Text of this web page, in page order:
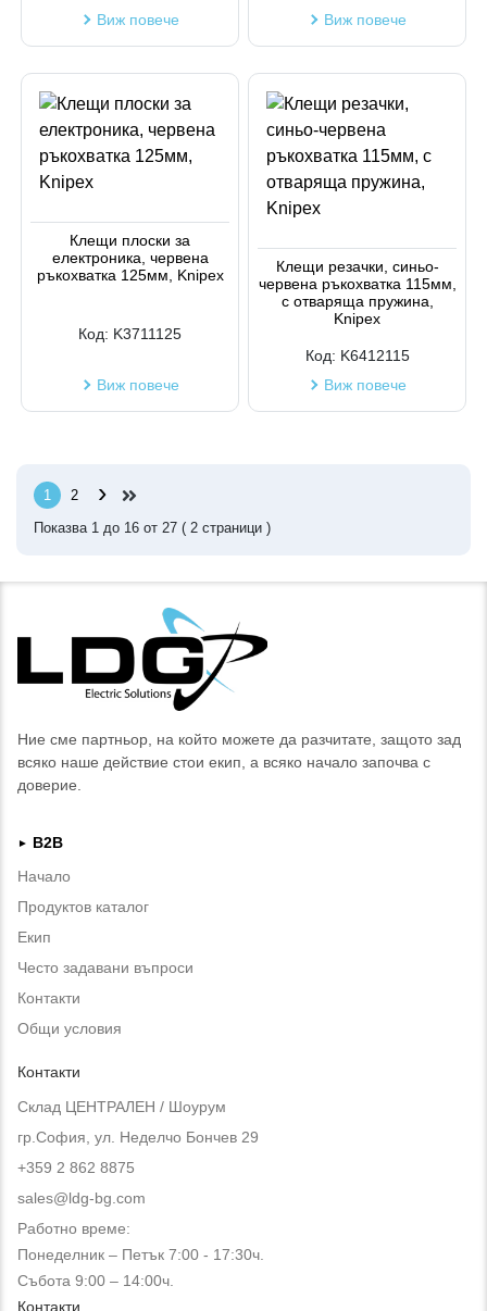
Виж повече
Виж повече
Клещи плоски за
електроника, червена
ръкохватка 125мм, Knipex
Код: K3711125
Виж повече
Клещи резачки, синьо-
червена ръкохватка 115мм,
с отваряща пружина,
Knipex
Код: K6412115
Виж повече
1 2 ›
Показва 1 до 16 от 27 ( 2 страници )
Ние сме партньор, на който можете да разчитате, защото зад
всяко наше действие стои екип, а всяко начало започва с
доверие.
►
B2B
Начало
Продуктов каталог
Екип
Често задавани въпроси
Контакти
Общи условия
Контакти
Склад ЦЕНТРАЛЕН / Шоурум
гр.София, ул. Неделчо Бончев 29
+359 2 862 8875
sales@ldg-bg.com
Работно време:
Понеделник – Петък 7:00 - 17:30ч.
Събота 9:00 – 14:00ч.
Контакти